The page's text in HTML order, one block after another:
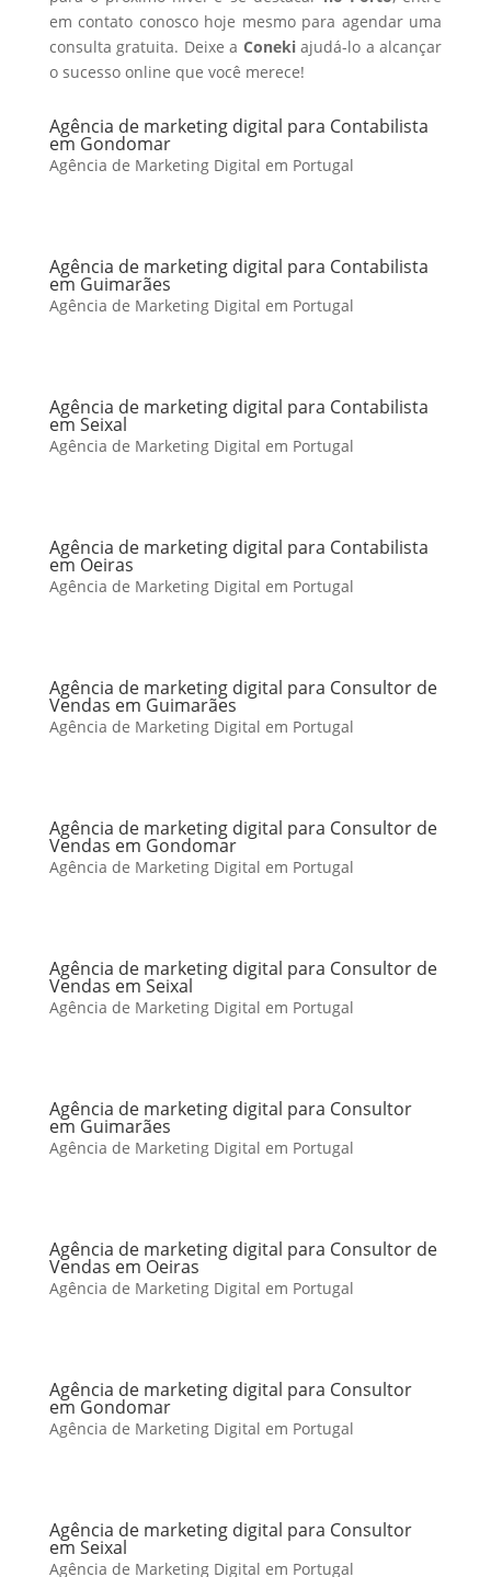
em contato conosco hoje mesmo para agendar uma
consulta gratuita. Deixe a Conekiajudá-lo a alcançar
o sucesso online que você merece!
Agência de marketing digital para Contabilista
em Gondomar
Agência de Marketing Digital em Portugal
Agência de marketing digital para Contabilista
em Guimarães
Agência de Marketing Digital em Portugal
Agência de marketing digital para Contabilista
em Seixal
Agência de Marketing Digital em Portugal
Agência de marketing digital para Contabilista
em Oeiras
Agência de Marketing Digital em Portugal
Agência de marketing digital para Consultor de
Vendas em Guimarães
Agência de Marketing Digital em Portugal
Agência de marketing digital para Consultor de
Vendas em Gondomar
Agência de Marketing Digital em Portugal
Agência de marketing digital para Consultor de
Vendas em Seixal
Agência de Marketing Digital em Portugal
Agência de marketing digital para Consultor
em Guimarães
Agência de Marketing Digital em Portugal
Agência de marketing digital para Consultor de
Vendas em Oeiras
Agência de Marketing Digital em Portugal
Agência de marketing digital para Consultor
em Gondomar
Agência de Marketing Digital em Portugal
Agência de marketing digital para Consultor
em Seixal
Agência de Marketing Digital em Portugal